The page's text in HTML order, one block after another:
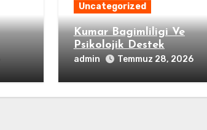
Uncategorized
Kumar Bagimliligi Ve
Psikolojik Destek
admin Temmuz 28, 2026